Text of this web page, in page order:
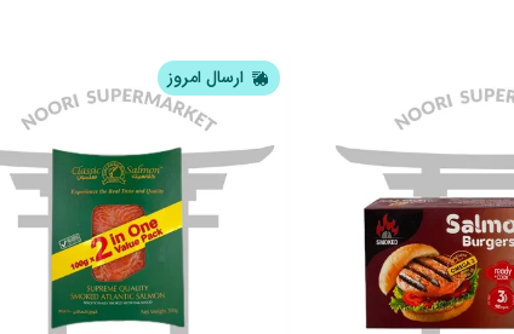
ارسال امروز